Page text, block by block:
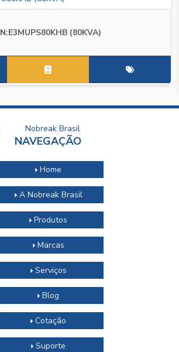
PN:E3MUPS80KHB (80KVA)
NAVEGAÇÃO
Home
A Nobreak Brasil
Produtos
Marcas
Serviços
Blog
Cotação
Suporte